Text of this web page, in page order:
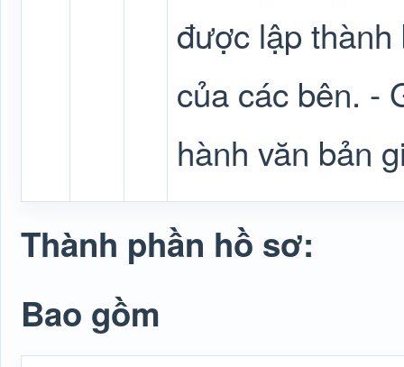
được lập
của các bên. -
hành văn bản
Thành phần hồ sơ:
Bao gồm